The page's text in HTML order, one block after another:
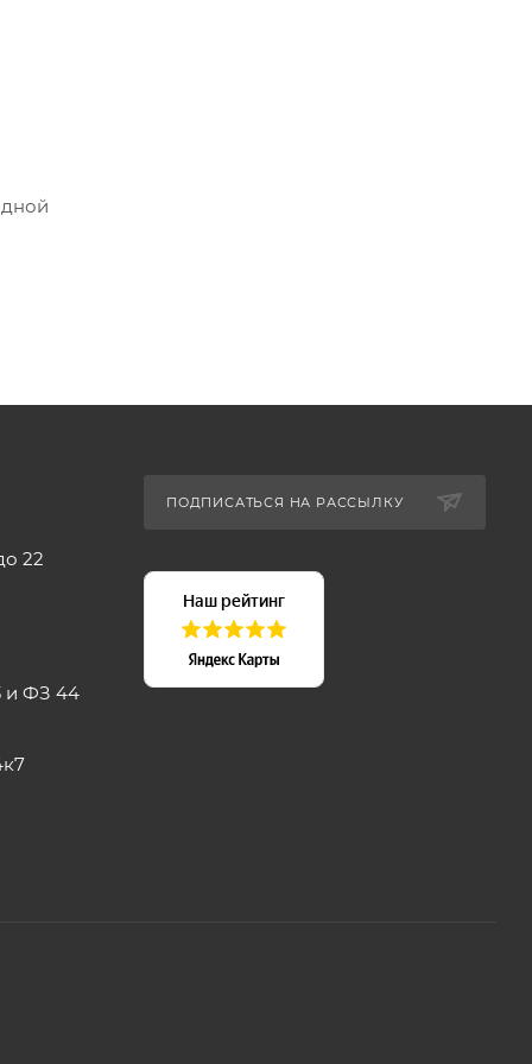
22
и ФЗ 44
ПОДПИСАТЬСЯ НА РАССЫЛКУ